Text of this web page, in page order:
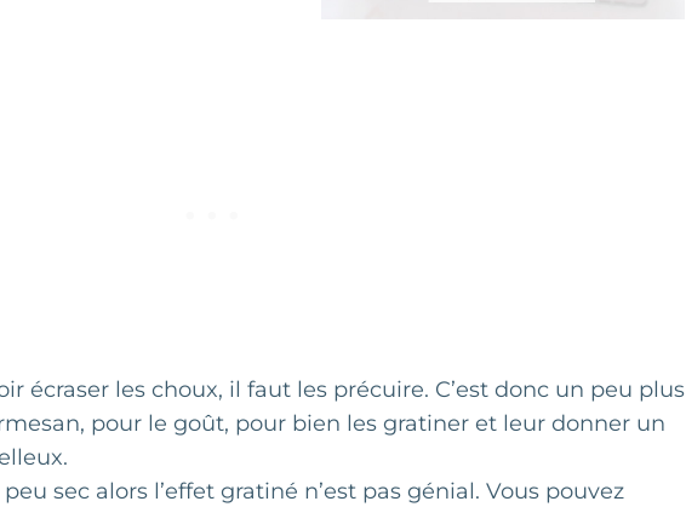
écraser les choux, il faut les précuire. C’est donc un peu plus
pour le goût, pour bien les gratiner et leur donner un
sec alors l’effet gratiné n’est pas génial. Vous pouvez